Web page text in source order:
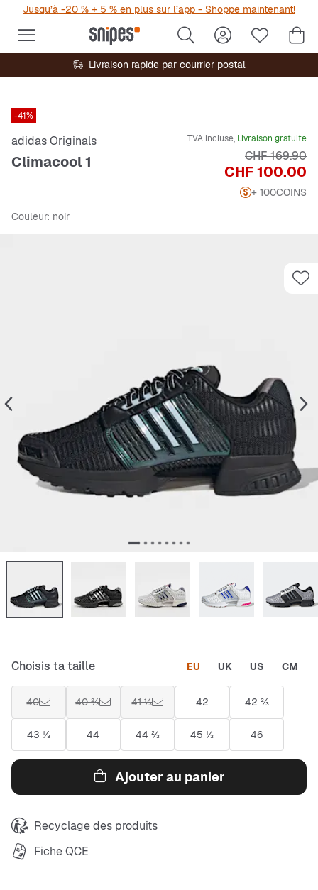
Jusqu’à -20 % + 5 % en plus sur l’app - Shoppe maintenant!
Livraison rapide par courrier postal
-41%
adidas Originals
Climacool 1
TVA incluse, Livraison gratuite
Prix
CHF 100.00
Prix original
CHF 169.90
+ 100COINS
Couleur: noir
Choisis ta taille EU UK US CM
40 40 ⅔ 41 ⅓ 42 42 ⅔
43 ⅓ 44 44 ⅔ 45 ⅓ 46
Ajouter au panier
Recyclage des produits
Fiche QCE